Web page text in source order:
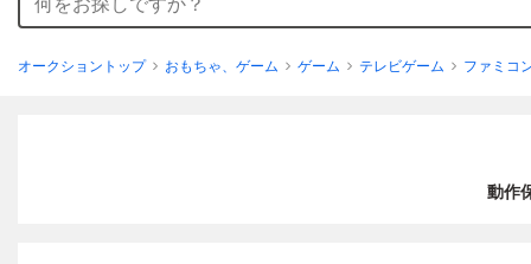
オークショントップ おもちゃ、ゲーム ゲーム テレビゲーム ファミコ
動作